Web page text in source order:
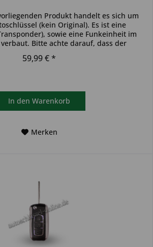
Produkt handelt es sich um
(kein Original). Es ist eine
sowie eine Funkeinheit im
Bitte achte darauf, dass der
59,99 € *
In den Warenkorb
Merken